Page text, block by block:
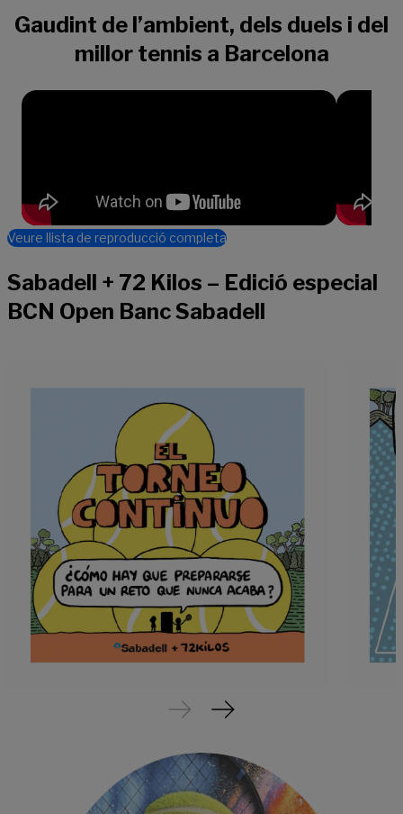
Gaudint de l’ambient, dels duels i del
millor tennis a Barcelona
Veure llista de reproducció completa
Sabadell + 72 Kilos – Edició especial
BCN Open Banc Sabadell